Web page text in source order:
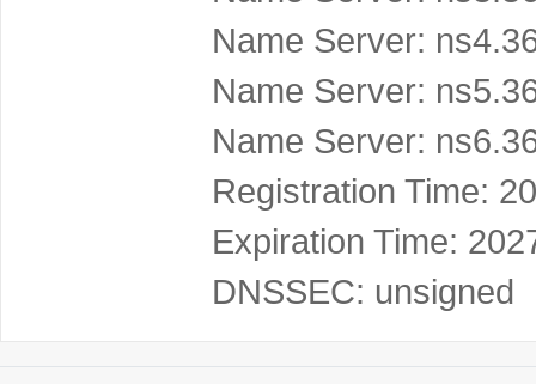
Name Server:
Name Server:
Name Server:
Registration Time:
Expiration Time: